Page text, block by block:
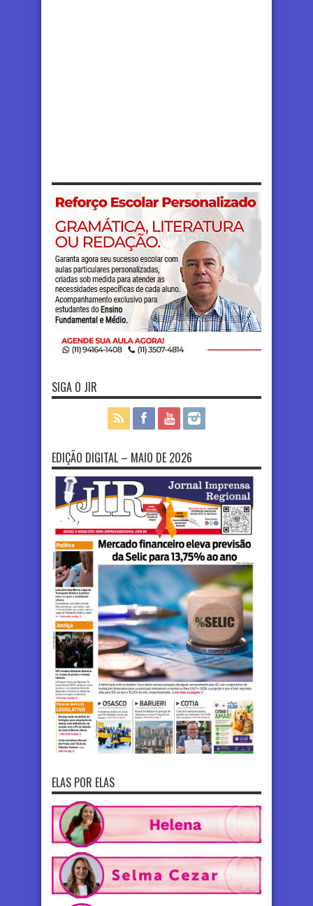
SIGA O JIR
EDIÇÃO DIGITAL – MAIO DE 2026
ELAS POR ELAS